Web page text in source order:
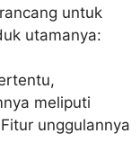
untuk
utamanya:
meliputi
unggulannya